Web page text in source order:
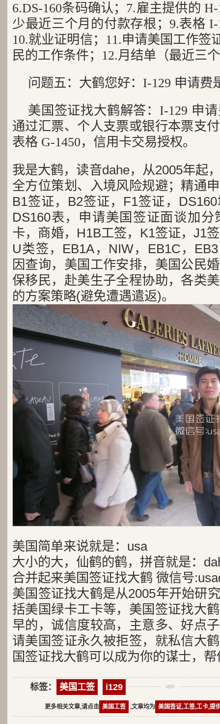
6.DS-160条码确认；7.雇主提供的
少最近三个月的付款存根；9.表格
10.就业证明信；11.申请美国工作签
民的工作条件；12.月结单（最近三
问题五：大鹤您好：I-129 申请费
美国签证找大鹤解答：I-129 申
通过汇票、个人支票或银行本票支
表格 G-1450，信用卡交易授权。
我是大鹤，读音dahe，从2005年起
全方位策划、入境风险规避；精通
B1签证，B2签证，F1签证，
DS160表，申请美国签证面谈加
卡，商婚，H1B工签，K1签证，J1
U类签，EB1A，NIW，EB1C，
因查询，美国工作安排，美国公民
保移民，赴美生子全程协助，各类
的方案策略(避免遭遇遣返)。
美国简单来说就是：usa
大小的大，仙鹤的鹤，拼音就是：
合并起来美国签证找大鹤 微信号
美国签证找大鹤是从2005年开始研
括美国绿卡工卡等，美国签证找大
早的，诚信度较高，主意多、好点
请美国签证永久被拒签，就私信大
国签证找大鹤可以成为你的谋士，
标签： 美国工签 i129
更多相关文章,请点击 美国工签 ,文章均为 美国签证,工签,工卡,提